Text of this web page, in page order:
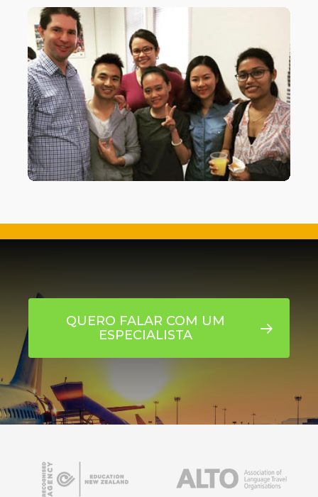
QUERO FALAR COM UM
ESPECIALISTA